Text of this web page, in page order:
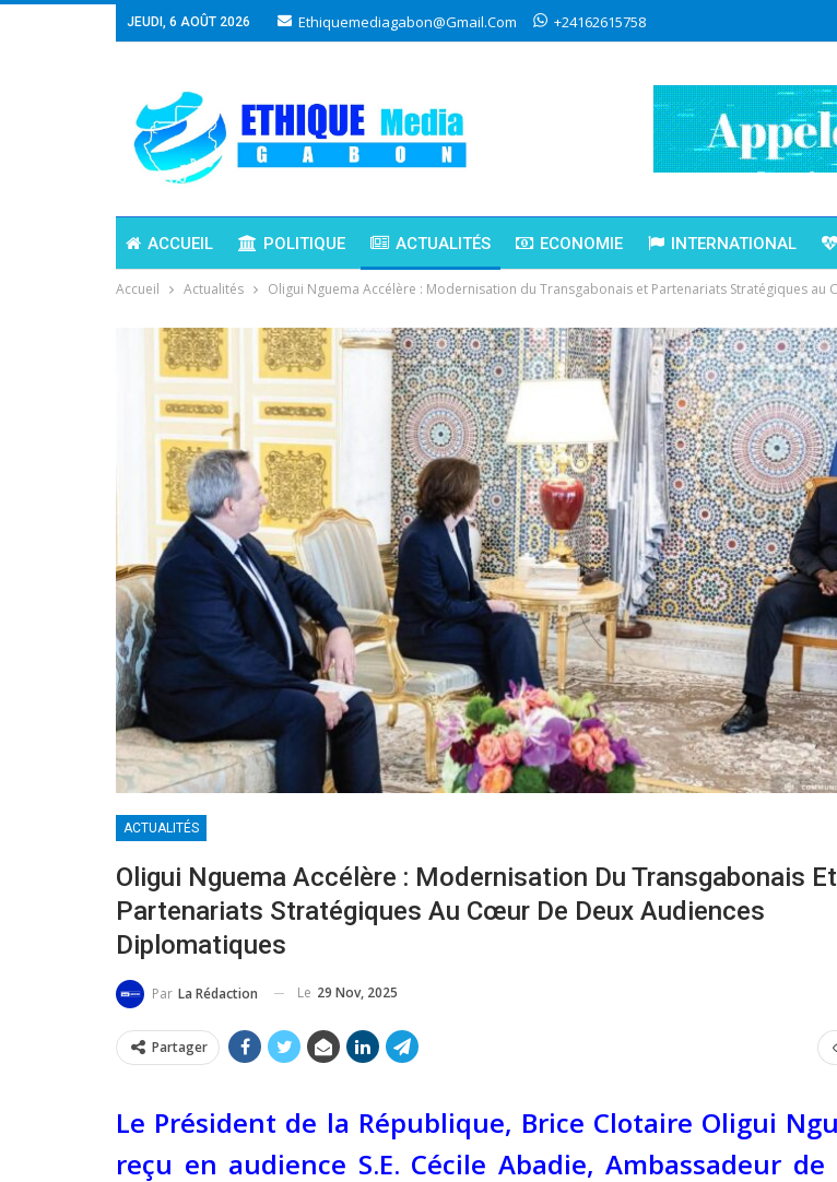
JEUDI, 6 AOÛT 2026 Ethiquemediagabon@gmail.com +24162615758
ACCUEIL POLITIQUE ACTUALITÉS ECONOMIE INTERNATIONAL
Accueil Actualités Oligui Nguema Accélère : Modernisation du Transgabonais et Partenariats Stratégiques
ACTUALITÉS
Oligui Nguema Accélère : Modernisation Du Transgabonais Et
Partenariats Stratégiques Au Cœur De Deux Audiences
Diplomatiques
Par La Rédaction Le 29 Nov, 2025
Partager
Le Président de la République, Brice Clotaire Oligui
reçu en audience S.E. Cécile Abadie, Ambassadeur de